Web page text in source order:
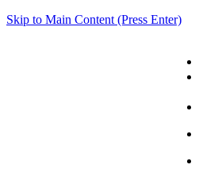
Skip to Main Content (Press Enter)